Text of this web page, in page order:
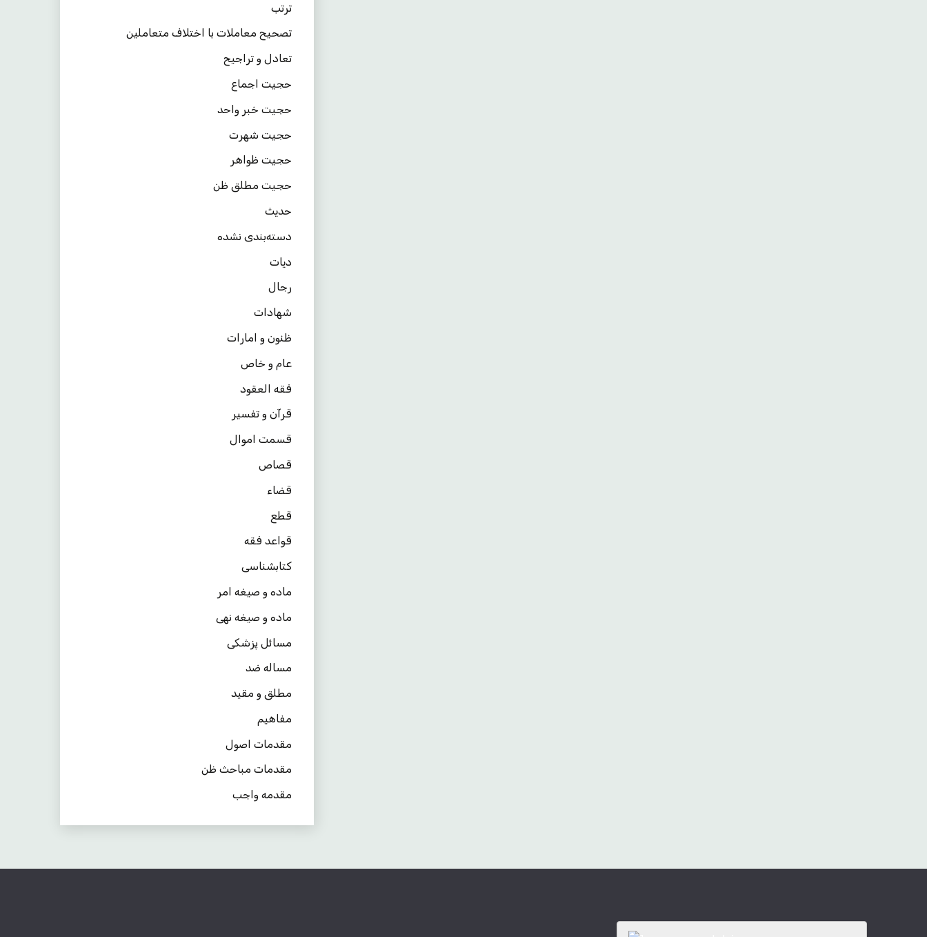
ترتب
تصحیح معاملات با اختلاف متعاملین
تعادل و تراجیح
حجیت اجماع
حجیت خبر واحد
حجیت شهرت
حجیت ظواهر
حجیت مطلق ظن
حدیث
دسته‌بندی نشده
دیات
رجال
شهادات
ظنون و امارات
عام و خاص
فقه العقود
قرآن و تفسیر
قسمت اموال
قصاص
قضاء
قطع
قواعد فقه
کتابشناسی
ماده و صیغه امر
ماده و صیغه نهی
مسائل پزشکی
مساله ضد
مطلق و مقید
مفاهیم
مقدمات اصول
مقدمات مباحث ظن
مقدمه واجب